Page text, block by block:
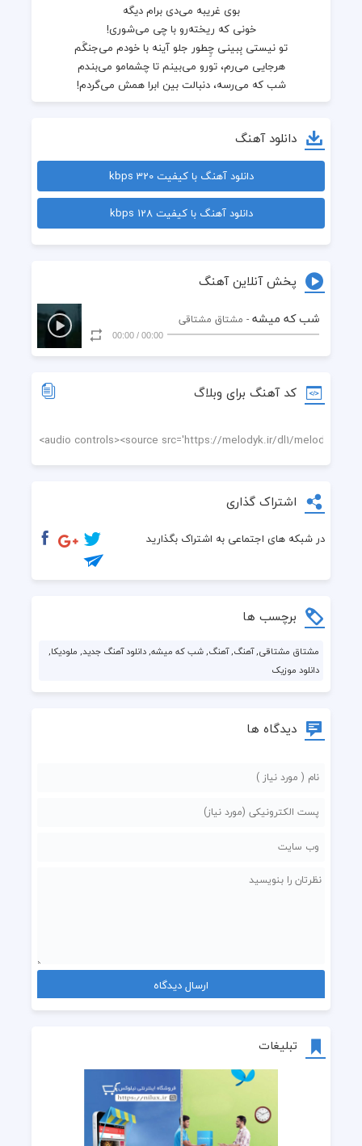
تبلیغات
یه بوس تازه
تورو می‌خوامت
شب که می‌رسه، دنبالت بینِ ابرا همش می‌گردم!
دانلود آهنگ
دانلود آهنگ با کیفیت 320 kbps
دانلود آهنگ با کیفیت 128 kbps
پخش آنلاین آهنگ
شب که میشه - مشتاق مشتاقی
00:00
/
00:00
کد آهنگ برای وبلاگ
اشتراک گذاری
در شبکه های اجتماعی به اشتراک بگذارید
برچسب ها
مشتاق مشتاقی, آهنگ, آهنگ, شب که میشه, دانلود آهنگ جدید, ملودیکا,
دانلود موزیک
دیدگاه ها